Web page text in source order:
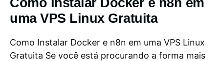
uma VPS Linux Gratuita
Como Instalar Docker e n8n em uma VPS Linux
Gratuita Se você está procurando a forma mais